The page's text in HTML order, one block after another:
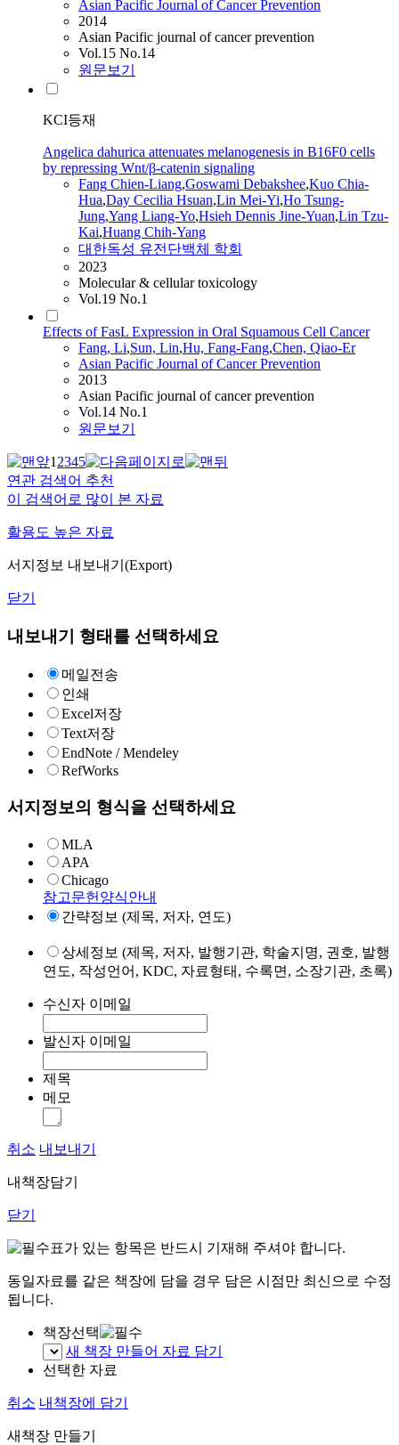
Asian Pacific Journal of Cancer Prevention
2014
Asian Pacific journal of cancer prevention
Vol.15 No.14
원문보기
KCI등재
Angelica dahurica attenuates melanogenesis in B16F0 cells
by repressing Wnt/β-catenin signaling
Fang Chien-Liang,Goswami Debakshee,Kuo Chia-
Hua,Day Cecilia Hsuan,Lin Mei-Yi,Ho Tsung-
Jung,Yang Liang-Yo,Hsieh Dennis Jine-Yuan,Lin Tzu-
Kai,Huang Chih-Yang
대한독성 유전단백체 학회
2023
Molecular & cellular toxicology
Vol.19 No.1
Effects of FasL Expression in Oral Squamous Cell Cancer
Fang, Li,Sun, Lin,Hu, Fang-Fang,Chen, Qiao-Er
Asian Pacific Journal of Cancer Prevention
2013
Asian Pacific journal of cancer prevention
Vol.14 No.1
원문보기
12345
연관 검색어 추천
이 검색어로 많이 본 자료
활용도 높은 자료
서지정보 내보내기(Export)
닫기
내보내기 형태를 선택하세요
메일전송
인쇄
Excel저장
Text저장
EndNote / Mendeley
RefWorks
서지정보의 형식을 선택하세요
MLA
APA
Chicago
참고문헌양식안내
간략정보 (제목, 저자, 연도)
상세정보 (제목, 저자, 발행기관, 학술지명, 권호, 발행
연도, 작성언어, KDC, 자료형태, 수록면, 소장기관, 초록)
수신자 이메일
발신자 이메일
제목
메모
취소 내보내기
내책장담기
닫기
표가 있는 항목은 반드시 기재해 주셔야 합니다.
동일자료를 같은 책장에 담을 경우 담은 시점만 최신으로 수정
됩니다.
책장선택
새 책장 만들어 자료 담기
선택한 자료
취소 내책장에 담기
새책장 만들기